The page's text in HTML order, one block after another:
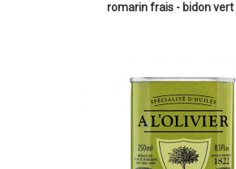
romarin frais - bidon vert